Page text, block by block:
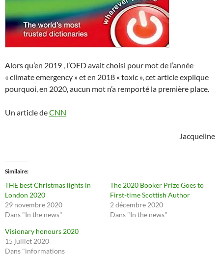
Alors qu’en 2019 , l’OED avait choisi pour mot de l’année
« climate emergency » et en 2018 « toxic », cet article explique
pourquoi, en 2020, aucun mot n’a remporté la première place.
Un article deCNN
Jacqueline
Similaire
THE best Christmas lights in
London 2020
29 novembre 2020
Dans "In the news"
The 2020 Booker Prize Goes to
First-time Scottish Author
2 décembre 2020
Dans "In the news"
Visionary honours 2020
15 juillet 2020
Dans "informations